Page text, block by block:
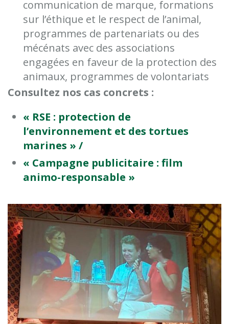
communication de marque, formations
sur l’éthique et le respect de l’animal,
programmes de partenariats ou des
mécénats avec des associations
engagées en faveur de la protection des
animaux, programmes de volontariats
Consultez nos cas concrets :
« RSE : protection de
l’environnement et des tortues
marines » /
« Campagne publicitaire : film
animo-responsable »